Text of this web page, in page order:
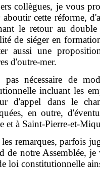
collègues, je vous
cette réforme,
le retour au
de siéger en
aussi une
d'outre-mer.
pas nécessaire de
incluant les
d'appel dans le
en outre,
et à Saint-Pierre-et-
remarques, parfois
de notre Assemblée,
loi constitutionnelle